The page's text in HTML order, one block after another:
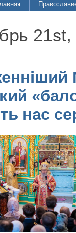
21st,
нас